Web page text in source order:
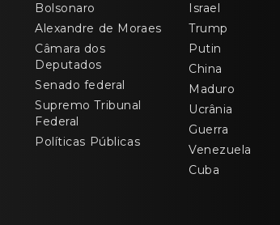
Bolsonaro
Alexandre de Moraes
Câmara dos
Deputados
Senado federal
Supremo Tribunal
Federal
Políticas Públicas
Israel
Trump
Putin
China
Maduro
Ucrânia
Guerra
Venezuela
Cuba